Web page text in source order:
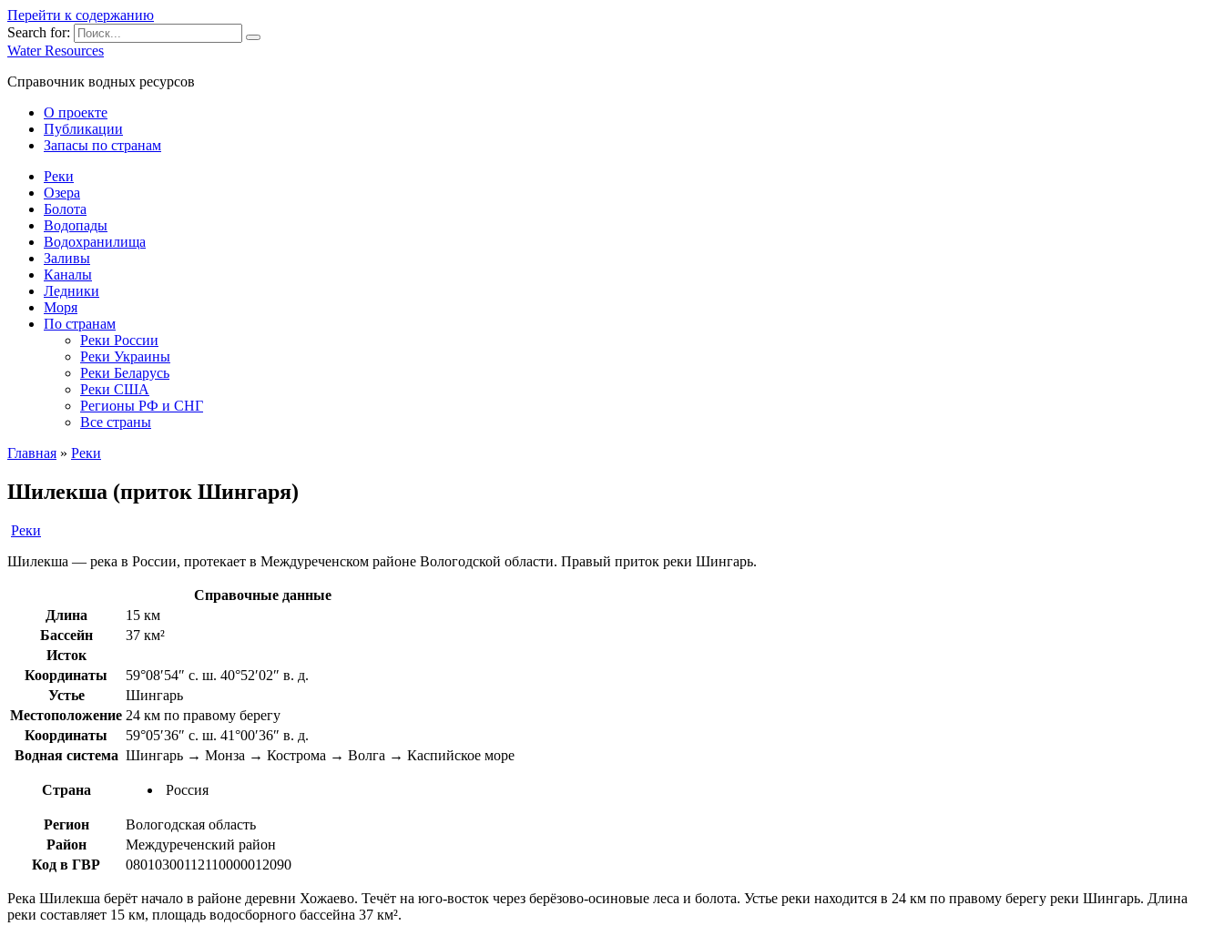
Перейти к содержанию
Search for:
Water Resources
Справочник водных ресурсов
О проекте
Публикации
Запасы по странам
Реки
Озера
Болота
Водопады
Водохранилища
Заливы
Каналы
Ледники
Моря
По странам
Реки России
Реки Украины
Реки Беларусь
Реки США
Регионы РФ и СНГ
Все страны
Главная » Реки
Шилекша (приток Шингаря)
Реки
Шилекша — река в России, протекает в Междуреченском районе Вологодской области. Правый приток реки Шингарь.
Справочные данные
Длина
15 км
Бассейн
37 км²
Исток
Координаты
59°08′54″ с. ш. 40°52′02″ в. д.
Устье
Шингарь
Местоположение 24 км по правому берегу
Координаты
59°05′36″ с. ш. 41°00′36″ в. д.
Водная система Шингарь → Монза → Кострома → Волга → Каспийское море
Страна Россия
Регион
Вологодская область
Район
Междуреченский район
Код в ГВР
08010300112110000012090
Река Шилекша берёт начало в районе деревни Хожаево. Течёт на юго-восток через берёзово-осиновые леса и болота. Устье реки находится в 24 км по правому берегу реки Шингарь. Длина
реки составляет 15 км, площадь водосборного бассейна 37 км².